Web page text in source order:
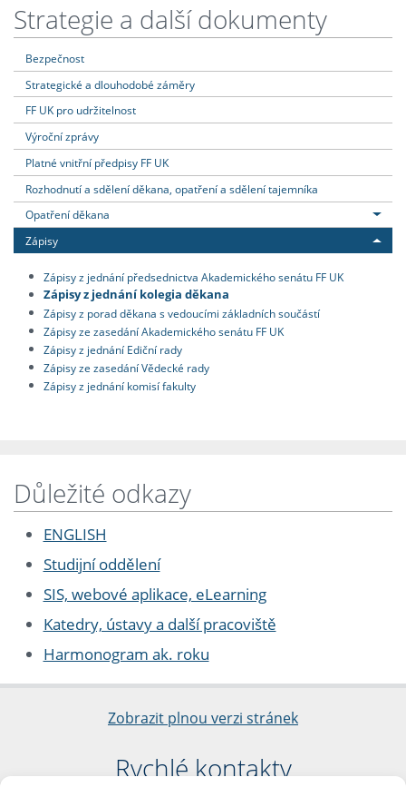
Strategie a další dokumenty
Bezpečnost
Strategické a dlouhodobé záměry
FF UK pro udržitelnost
Výroční zprávy
Platné vnitřní předpisy FF UK
Rozhodnutí a sdělení děkana, opatření a sdělení tajemníka
Opatření děkana
Zápisy
Zápisy z jednání předsednictva Akademického senátu FF UK
Zápisy z jednání kolegia děkana
Zápisy z porad děkana s vedoucími základních součástí
Zápisy ze zasedání Akademického senátu FF UK
Zápisy z jednání Ediční rady
Zápisy ze zasedání Vědecké rady
Zápisy z jednání komisí fakulty
Důležité odkazy
ENGLISH
Studijní oddělení
SIS, webové aplikace, eLearning
Katedry, ústavy a další pracoviště
Harmonogram ak. roku
Zobrazit plnou verzi stránek
Rychlé kontakty